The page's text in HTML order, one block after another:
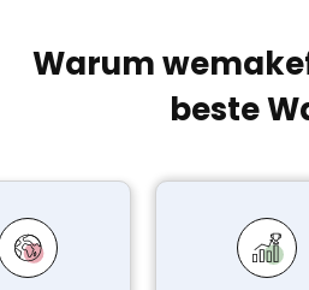
Warum
beste